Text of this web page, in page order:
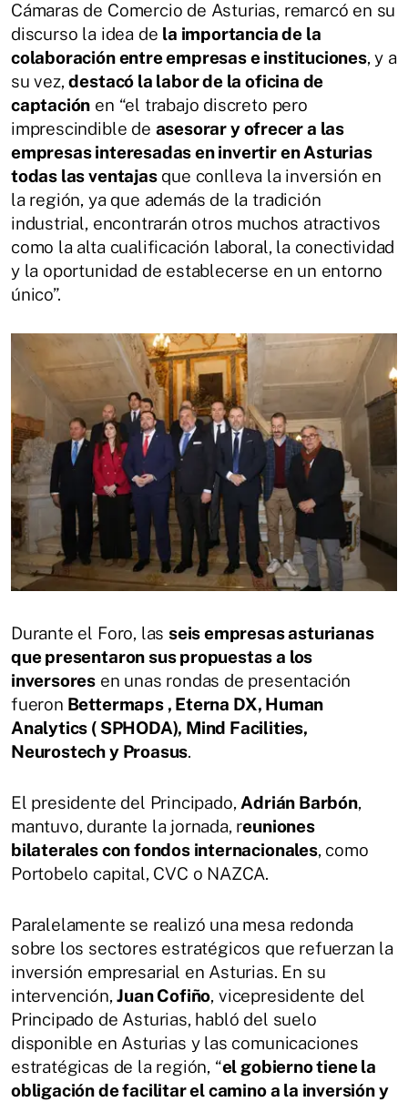
Cámaras de Comercio de Asturias, remarcó en su
discurso la idea de la importancia de la
colaboración entre empresas e instituciones, y a
su vez,destacó la labor de la oficina de
captación en “el trabajo discreto pero
imprescindible de asesorar y ofrecer a las
empresas interesadas en invertir en Asturias
todas las ventajasque conlleva la inversión en
la región, ya que además de la tradición
industrial, encontrarán otros muchos atractivos
como la alta cualificación laboral, la conectividad
y la oportunidad de establecerse en un entorno
único”.
Durante el Foro, lasseis empresas asturianas
que presentaron sus propuestas a los
inversores en unas rondas de presentación
fueron Bettermaps , Eterna DX, Human
Analytics ( SPHODA), Mind Facilities,
Neurostech y Proasus.
El presidente del Principado, Adrián Barbón,
mantuvo, durante la jornada, reuniones
bilaterales con fondos internacionales, como
Portobelo capital, CVC o NAZCA.
Paralelamente se realizó una mesa redonda
sobre los sectores estratégicos que refuerzan la
inversión empresarial en Asturias. En su
intervención,Juan Cofiño, vicepresidente del
Principado de Asturias, habló del suelo
disponible en Asturias y las comunicaciones
estratégicas de la región, “el gobierno tiene la
obligación de facilitar el camino a la inversión y